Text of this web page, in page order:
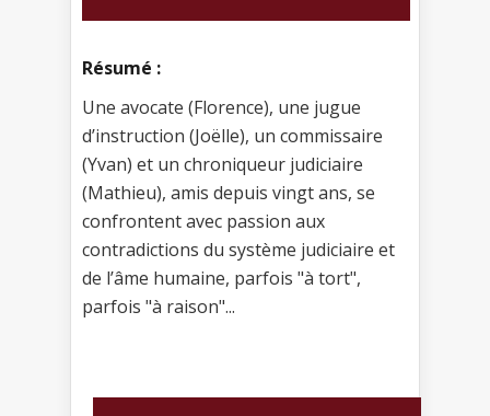
Résumé :
Une avocate (Florence), une jugue
d’instruction (Joëlle), un commissaire
(Yvan) et un chroniqueur judiciaire
(Mathieu), amis depuis vingt ans, se
confrontent avec passion aux
contradictions du système judiciaire et
de l’âme humaine, parfois "à tort",
parfois "à raison"...